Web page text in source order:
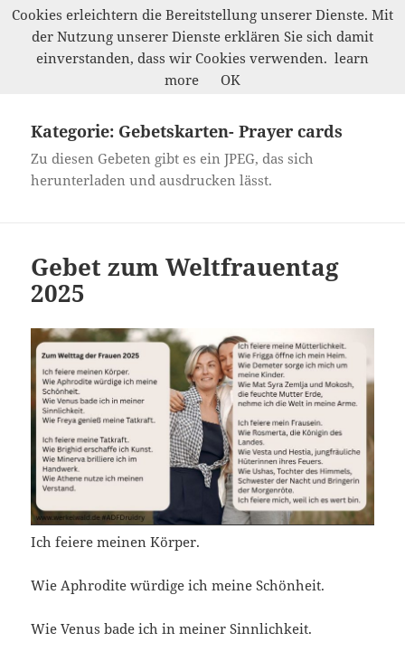
Werkelwald
Kategorie: Gebetskarten- Prayer cards
Zu diesen Gebeten gibt es ein JPEG, das sich
herunterladen und ausdrucken lässt.
Gebet zum Weltfrauentag
2025
Ich feiere meinen Körper.
Wie Aphrodite würdige ich meine Schönheit.
Wie Venus bade ich in meiner Sinnlichkeit.
Cookies erleichtern die Bereitstellung unserer Dienste. Mit
der Nutzung unserer Dienste erklären Sie sich damit
einverstanden, dass wir Cookies verwenden. learn
more
OK